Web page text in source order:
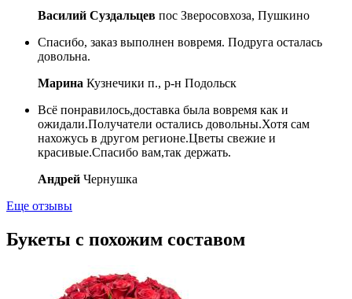
Василий Суздальцев пос Зверосовхоза, Пушкино
Спасибо, заказ выполнен вовремя. Подруга осталась
довольна.
Марина Кузнечики п., р-н Подольск
Всё понравилось,доставка была вовремя как и
ожидали.Получатели остались довольны.Хотя сам
нахожусь в другом регионе.Цветы свежие и
красивые.Спасибо вам,так держать.
Андрей Чернушка
Еще отзывы
Букеты с похожим составом